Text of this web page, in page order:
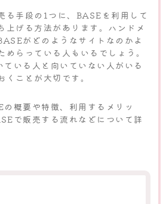
る手段の1つに、BASEを利用して
上げる方法があります。ハンドメ
がどのようなサイトなのかよ
めらっている人もいるでしょう。
いる人と向いていない人がいる
くことが大切です。
概要や特徴、利用するメリッ
で販売する流れなどについて詳